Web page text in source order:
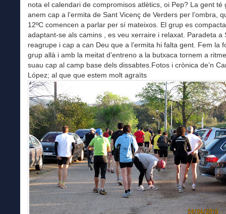
nota el calendari de compromisos atlètics, oi Pep? La gent té
anem cap a l’ermita de Sant Vicenç de Verders per l’ombra,
12ºC comencen a parlar per sí mateixos. El grup es compacta
adaptant-se als camins , es veu xerraire i relaxat. Paradeta a
reagrupe i cap a can Deu que a l’ermita hi falta gent. Fem la
grup allà i amb la meitat d’entreno a la butxaca tornem a
suau cap al camp base dels dissabtes.Fotos i crònica de’n
López; al que que estem molt agraïts